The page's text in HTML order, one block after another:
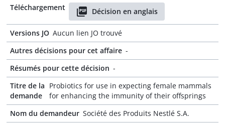
Téléchargement
Décision en anglais
Versions JO Aucun lien JO trouvé
Autres décisions pour cet affaire -
Résumés pour cette décision -
Titre de la
demande
Probiotics for use in expecting female mammals
for enhancing the immunity of their offsprings
Nom du demandeur Société des Produits Nestlé S.A.